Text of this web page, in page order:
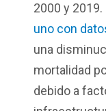
2000 y
uno con
una
mortalidad
debido a